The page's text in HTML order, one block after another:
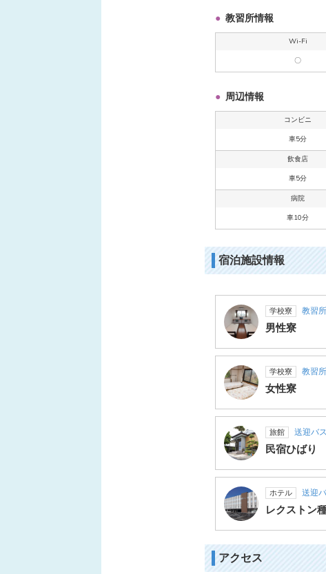
教習所情報
Wi-Fi
〇
周辺情報
コンビニ
車5分
飲食店
車5分
病院
車10分
宿泊施設情報
学校寮 教習
男性寮
学校寮 教習
女性寮
旅館 送迎バ
民宿ひばり
ホテル 送迎
レクストン
アクセス